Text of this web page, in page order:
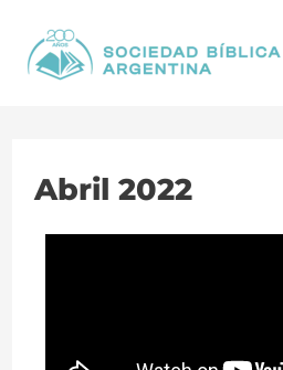
contenido
Abril 2022